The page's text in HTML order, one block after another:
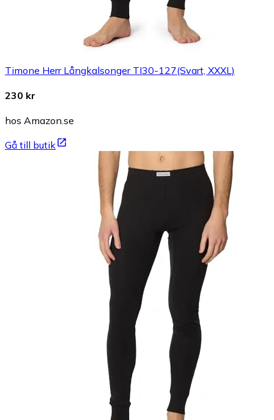
Timone Herr Långkalsonger TI30-127(Svart, XXXL)
230 kr
hos Amazon.se
Gå till butik